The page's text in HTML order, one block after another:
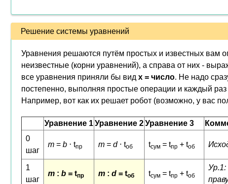
Решение системы уравнений
Уравнения решаются путём простых и известных вам
неизвестные (корни уравнений), а справа от них -
все уравнения приняли бы вид x = число. Не надо
постепенно, выполняя простые операции и каждый
Например, вот как их решает робот (возможно, у вас
Уравнение 1Уравнение 2Уравнение 3
0
шаг
m = b ⋅ tпр m = d⋅ tоб tсум = tпр + tоб
1
шаг
m : b = tпр m : d = tоб tсум = tпр + tоб
Ур.1: